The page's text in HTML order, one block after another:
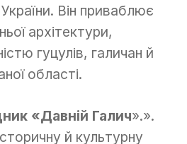
Він приваблює
архітектури,
гуцулів, галичан й
області.
«Давній Галич».».
й культурну